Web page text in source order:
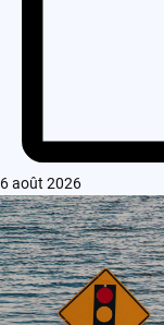
6 août 2026